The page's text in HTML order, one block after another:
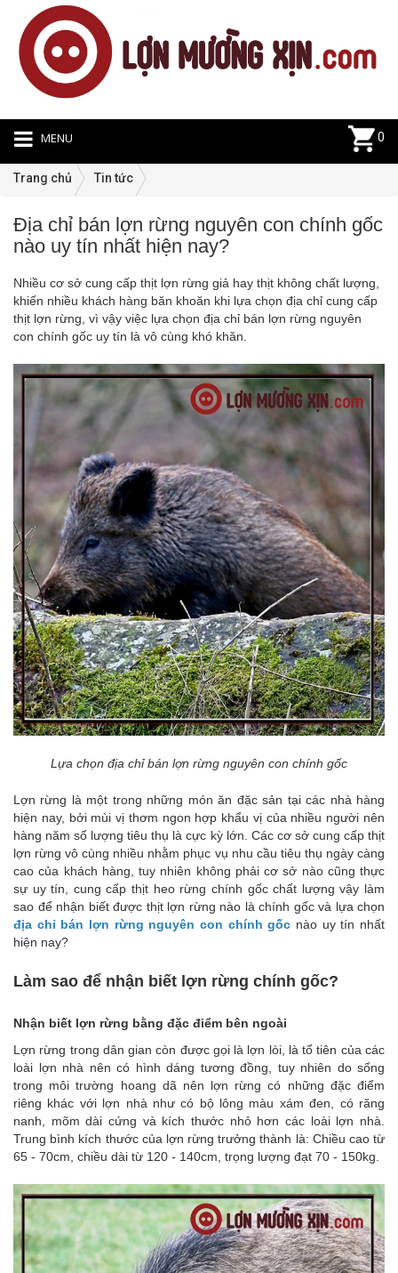
MENU 0
Trang chủ Tin tức
Địa chỉ bán lợn rừng nguyên con chính gốc
nào uy tín nhất hiện nay?
Nhiều cơ sở cung cấp thịt lợn rừng giả hay thịt không chất lượng,
khiến nhiều khách hàng băn khoăn khi lựa chọn địa chỉ cung cấp
thịt lợn rừng, vì vậy việc lựa chọn địa chỉ bán lợn rừng nguyên
con chính gốc uy tín là vô cùng khó khăn.
Lựa chọn địa chỉ bán lợn rừng nguyên con chính gốc
Lợn rừng là một trong những món ăn đặc sản tại các nhà hàng
hiện nay, bởi mùi vị thơm ngon hợp khẩu vị của nhiều người nên
hàng năm số lượng tiêu thụ là cực kỳ lớn. Các cơ sở cung cấp thịt
lợn rừng vô cùng nhiều nhằm phục vụ nhu cầu tiêu thụ ngày càng
cao của khách hàng, tuy nhiên không phải cơ sở nào cũng thực
sự uy tín, cung cấp thịt heo rừng chính gốc chất lượng vậy làm
sao để nhận biết được thịt lợn rừng nào là chính gốc và lựa chọn
địa chỉ bán lợn rừng nguyên con chính gốc nào uy tín nhất
hiện nay?
Làm sao để nhận biết lợn rừng chính gốc?
Nhận biết lợn rừng bằng đặc điểm bên ngoài
Lợn rừng trong dân gian còn được gọi là lợn lòi, là tổ tiên của các
loài lợn nhà nên có hình dáng tương đồng, tuy nhiên do sống
trong môi trường hoang dã nên lợn rừng có những đặc điểm
riêng khác với lợn nhà như có bộ lông màu xám đen, có răng
nanh, mõm dài cứng và kích thước nhỏ hơn các loài lợn nhà.
Trung bình kích thước của lợn rừng trưởng thành là: Chiều cao từ
65 - 70cm, chiều dài từ 120 - 140cm, trọng lượng đạt 70 - 150kg.